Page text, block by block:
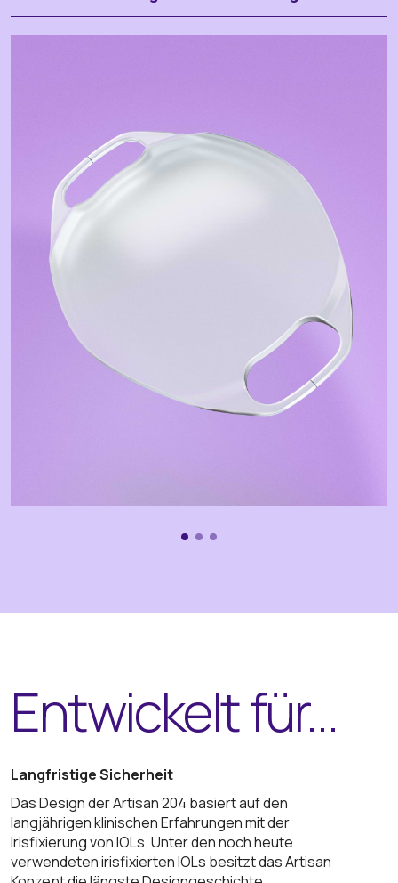
Entwickelt für...
Langfristige Sicherheit
Das Design der Artisan 204 basiert auf den
langjährigen klinischen Erfahrungen mit der
Irisfixierung von IOLs. Unter den noch heute
verwendeten irisfixierten IOLs besitzt das Artisan